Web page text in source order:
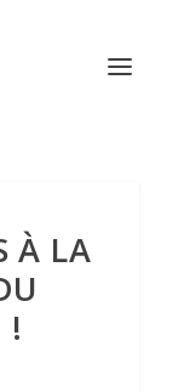
À LA
!